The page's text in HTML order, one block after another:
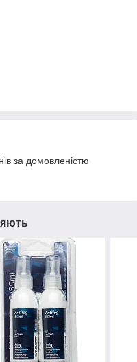
за домовленістю